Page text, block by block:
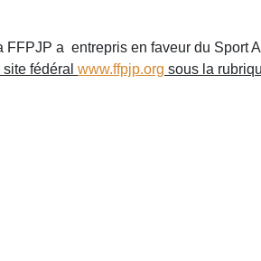
a entrepris en faveur du Sport
fédéral www.ffpjp.org sous la